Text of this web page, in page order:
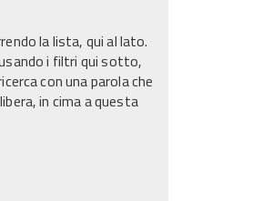
la lista, qui al lato.
i filtri qui sotto,
con una parola che
in cima a questa